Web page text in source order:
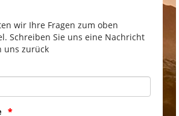
wir Ihre Fragen zum oben
Schreiben Sie uns eine Nachricht
uns zurück